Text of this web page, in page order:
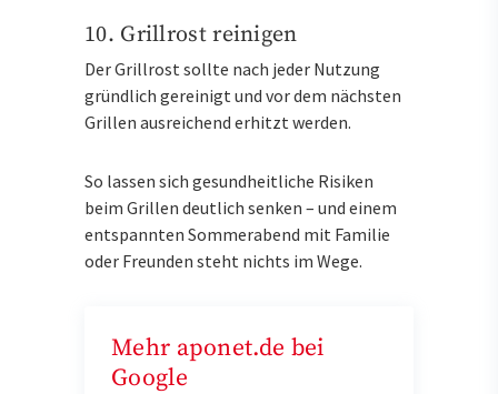
10. Grillrost reinigen
Der Grillrost sollte nach jeder Nutzung
gründlich gereinigt und vor dem nächsten
Grillen ausreichend erhitzt werden.
So lassen sich gesundheitliche Risiken
beim Grillen deutlich senken – und einem
entspannten Sommerabend mit Familie
oder Freunden steht nichts im Wege.
Mehr aponet.de bei
Google